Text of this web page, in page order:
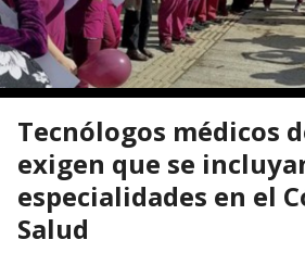
Tecnólogos médicos
exigen que se
especialidades en el
Salud